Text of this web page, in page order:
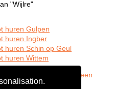
"Wijlre"
huren Gulpen
huren Ingber
huren Schin op Geul
huren Wittem
Meld een